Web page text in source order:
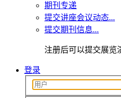
期刊专递
提交讲座会议动态...
提交期刊信息...
注册后可以提交展览
登录